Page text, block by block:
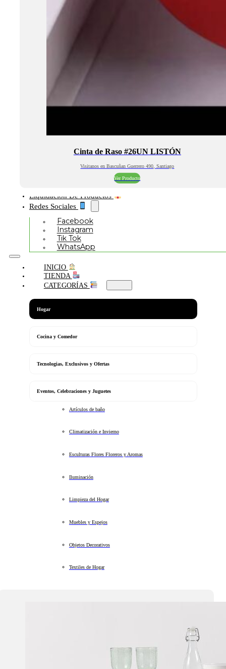
Cinta de Raso #26UN LISTÓN
Visitanos en Bascuñan Guerrero 490, Santiago
Ver Producto
Liquidación De Productos
Redes Sociales
Facebook
Instagram
Tik Tok
WhatsApp
INICIO
TIENDA
CATEGORÍAS
Hogar
Cocina y Comedor
Tecnologias, Exclusivos y Ofertas
Eventos, Celebraciones y Juguetes
Artículos de baño
Climatización e Invierno
Esculturas Flores Floreros y Aromas
Iluminación
Limpieza del Hogar
Muebles y Espejos
Objetos Decorativos
Textiles de Hogar